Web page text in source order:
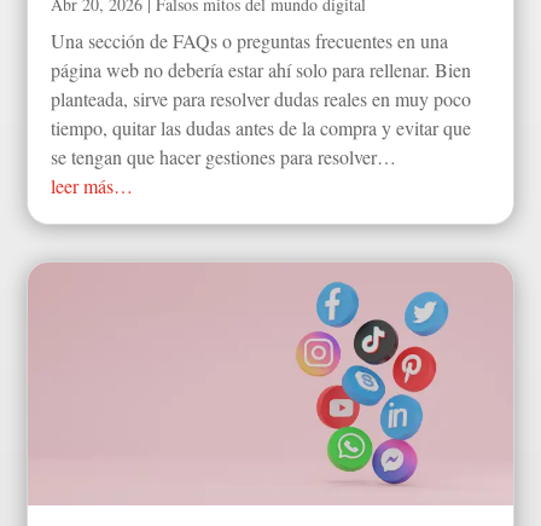
Una sección de FAQs o preguntas frecuentes en una
página web no debería estar ahí solo para rellenar. Bien
planteada, sirve para resolver dudas reales en muy poco
tiempo, quitar las dudas antes de la compra y evitar que
se tengan que hacer gestiones para resolver…
leer más…